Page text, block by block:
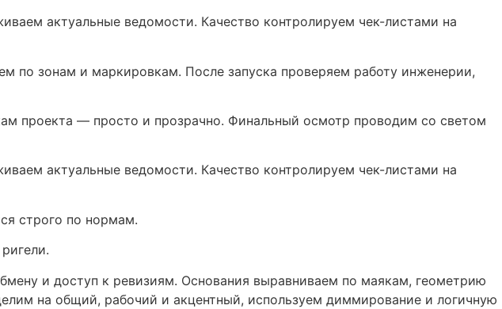
актуальные ведомости. Качество контролируем чек-листами на
по зонам и маркировкам. После запуска проверяем работу инженерии,
проекта — просто и прозрачно. Финальный осмотр проводим со светом
актуальные ведомости. Качество контролируем чек-листами на
строго по нормам.
и доступ к ревизиям. Основания выравниваем по маякам, геометрию
на общий, рабочий и акцентный, используем диммирование и логичную